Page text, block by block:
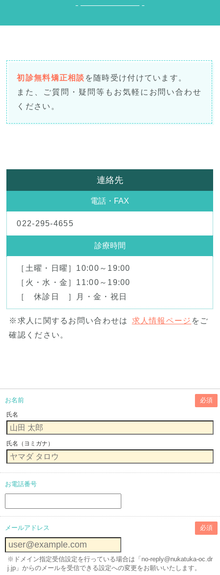
初診無料矯正相談 を随時受け付けています。
また、ご質問・疑問等もお気軽にお問い合わせ
ください。
連絡先
電話・FAX
022-295-4655
診療時間
［土曜・日曜］10:00～19:00
［火・水・金］11:00～19:00
［ 休診日 ］月・金・祝日
※求人に関するお問い合わせは 求人情報ページ をご
確認ください。
お名前 必須
氏名
氏名（ヨミガナ）
お電話番号
メールアドレス 必須
※ドメイン指定受信設定を行っている場合は「no-reply@nukatuka-oc.dr
j.jp」からのメールを受信できる設定への変更をお願いいたします。